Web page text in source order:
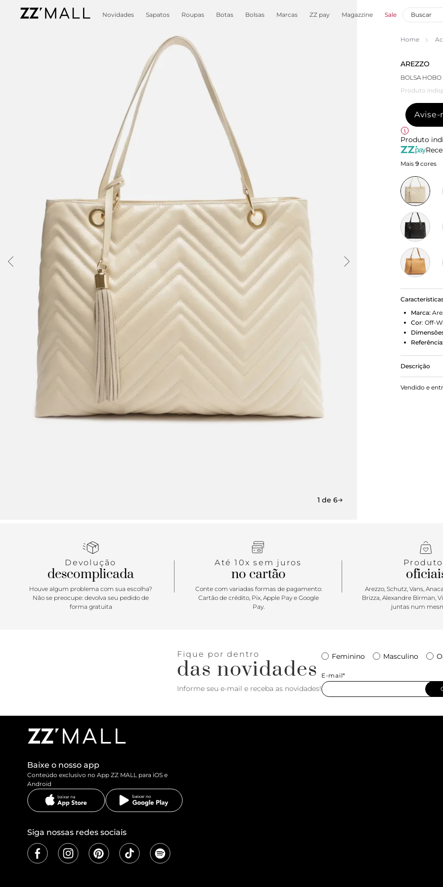
Novidades Sapatos Roupas Botas Bolsas Marcas ZZ pay Magazzine Sale
1 de 6
Home
AREZZO
BOLSA
Produto
Avise-
Produto
Mais 9 cores
Marca:
Cor: Off-
Referência:
Descrição
Bolsa hobo
Vendido e
Devolução
descomplicada
Houve algum problema com sua escolha?
Não se preocupe: devolva seu pedido de
forma gratuita
Até 10x sem juros
no cartão
Conte com variadas formas de pagamento:
Cartão de crédito, Pix, Apple Pay e Google
Pay.
Arezzo, Schutz, Vans,
Brizza, Alexandre Birman,
juntas num
Fique por dentro
das novidades
Informe seu e-mail e receba as novidades!
Feminino Masculino
E-mail*
Baixe o nosso app
Conteúdo exclusivo no App ZZ MALL para iOS e
Android
Siga nossas redes sociais